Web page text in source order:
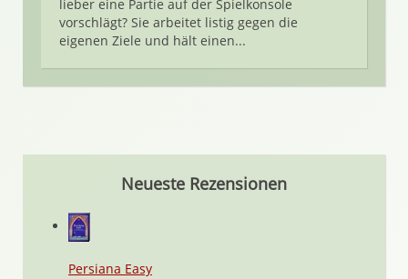
lieber eine Partie auf der Spielkonsole
vorschlägt? Sie arbeitet listig gegen die
eigenen Ziele und hält einen...
Neueste Rezensionen
Persiana Easy